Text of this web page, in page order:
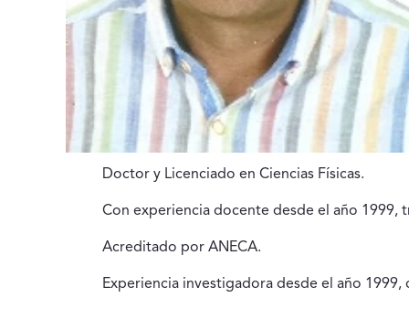
Doctor y Licenciado en Ciencias Físicas.
Con experiencia docente desde el año 1999,
Acreditado por ANECA.
Experiencia investigadora desde el año